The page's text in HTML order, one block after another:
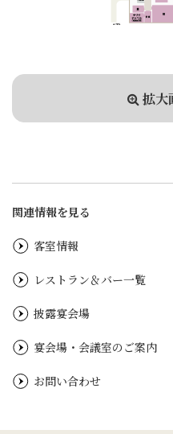
拡大
関連情報を見る
客室情報
レストラン＆バー一覧
披露宴会場
宴会場・会議室のご案内
お問い合わせ